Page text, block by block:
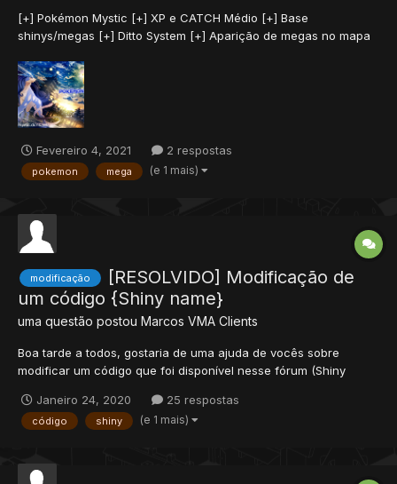
[+] Pokémon Mystic [+] XP e CATCH Médio [+] Base
shinys/megas [+] Ditto System [+] Aparição de megas no mapa
presente [+] 24 horas online [+] Shiny box quest [+] Mewtwo
quest [+] Pokémon...
Fevereiro 4, 2021 2 respostas
pokemon mega (e 1 mais)
modificação
[RESOLVIDO] Modificação de
um código {Shiny name}
uma questão postou Marcos VMA Clients
Boa tarde a todos, gostaria de uma ajuda de vocês sobre
modificar um código que foi disponível nesse fórum (Shiny
meio que funcione para NPC exemplo : Nurse Joy , Nurse
Chansey. Queria que o Nurse vire uma nome como : Enfemeira
Janeiro 24, 2020 25 respostas
código shiny (e 1 mais)